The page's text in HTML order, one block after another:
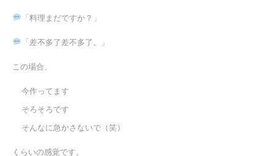
「料理まだですか？」
「差不多了差不多了。」
この場合、
今作ってます
そろそろです
そんなに急かさないで（笑）
くらいの感覚です。